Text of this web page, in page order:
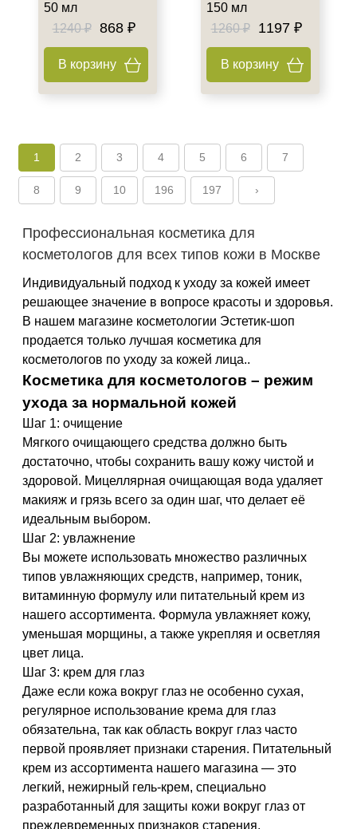
50 мл
1240 ₽
868 ₽
В корзину
150 мл
1260 ₽
1197 ₽
В корзину
1 2 3 4 5 6 7
8 9 10 196 197 ›
Профессиональная косметика для
косметологов для всех типов кожи в Москве
Индивидуальный подход к уходу за кожей имеет
решающее значение в вопросе красоты и здоровья.
В нашем магазине косметологии Эстетик-шоп
продается только лучшая косметика для
косметологов по уходу за кожей лица..
Косметика для косметологов – режим
ухода за нормальной кожей
Шаг 1: очищение
Мягкого очищающего средства должно быть
достаточно, чтобы сохранить вашу кожу чистой и
здоровой. Мицеллярная очищающая вода удаляет
макияж и грязь всего за один шаг, что делает её
идеальным выбором.
Шаг 2: увлажнение
Вы можете использовать множество различных
типов увлажняющих средств, например, тоник,
витаминную формулу или питательный крем из
нашего ассортимента. Формула увлажняет кожу,
уменьшая морщины, а также укрепляя и осветляя
цвет лица.
Шаг 3: крем для глаз
Даже если кожа вокруг глаз не особенно сухая,
регулярное использование крема для глаз
обязательна, так как область вокруг глаз часто
первой проявляет признаки старения. Питательный
крем из ассортимента нашего магазина — это
легкий, нежирный гель-крем, специально
разработанный для защиты кожи вокруг глаз от
преждевременных признаков старения.